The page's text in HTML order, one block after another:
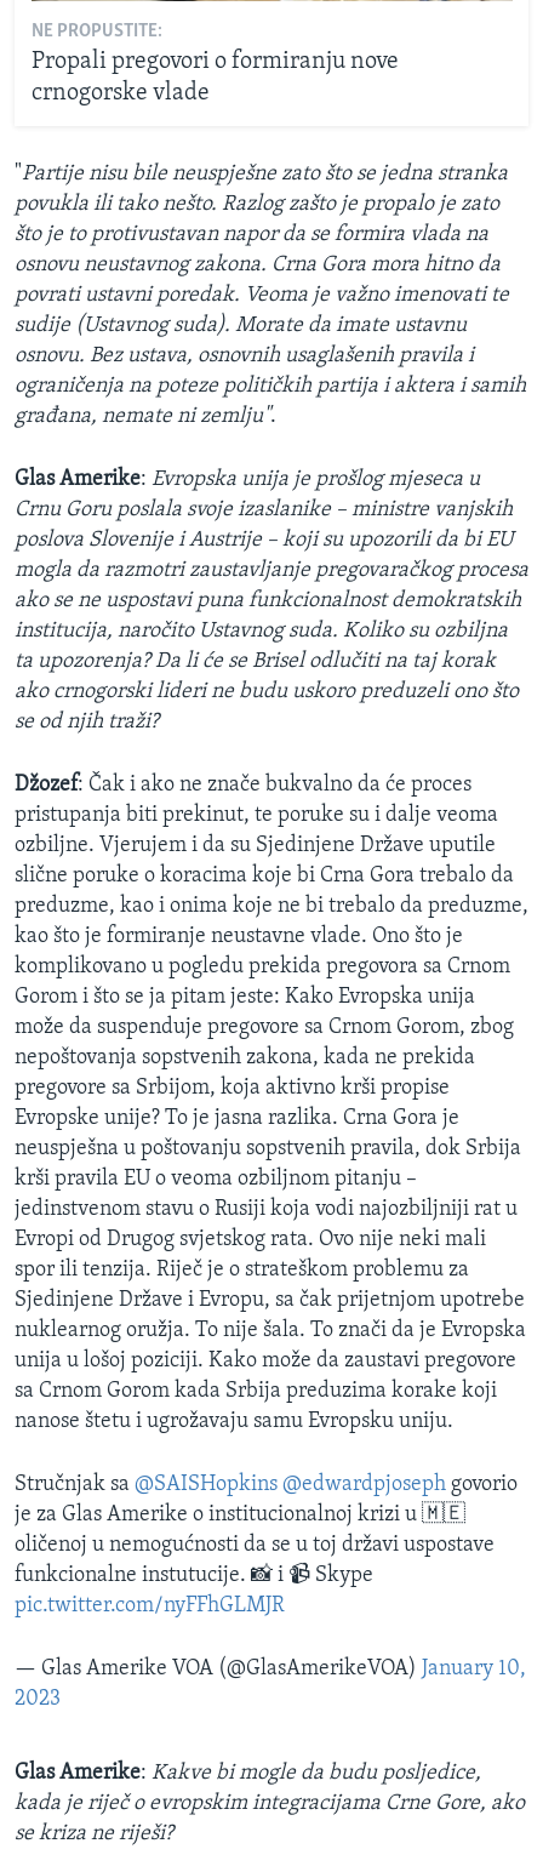
NE PROPUSTITE:
Propali pregovori o formiranju nove
crnogorske vlade
"Partije nisu bile neuspješne zato što se jedna stranka
povukla ili tako nešto. Razlog zašto je propalo je zato
što je to protivustavan napor da se formira vlada na
osnovu neustavnog zakona. Crna Gora mora hitno da
povrati ustavni poredak. Veoma je važno imenovati te
sudije (Ustavnog suda). Morate da imate ustavnu
osnovu. Bez ustava, osnovnih usaglašenih pravila i
ograničenja na poteze političkih partija i aktera i samih
građana, nemate ni zemlju".
Glas Amerike: Evropska unija je prošlog mjeseca u
Crnu Goru poslala svoje izaslanike – ministre vanjskih
poslova Slovenije i Austrije – koji su upozorili da bi EU
mogla da razmotri zaustavljanje pregovaračkog procesa
ako se ne uspostavi puna funkcionalnost demokratskih
institucija, naročito Ustavnog suda. Koliko su ozbiljna
ta upozorenja? Da li će se Brisel odlučiti na taj korak
ako crnogorski lideri ne budu uskoro preduzeli ono što
se od njih traži?
Džozef: Čak i ako ne znače bukvalno da će proces
pristupanja biti prekinut, te poruke su i dalje veoma
ozbiljne. Vjerujem i da su Sjedinjene Države uputile
slične poruke o koracima koje bi Crna Gora trebalo da
preduzme, kao i onima koje ne bi trebalo da preduzme,
kao što je formiranje neustavne vlade. Ono što je
komplikovano u pogledu prekida pregovora sa Crnom
Gorom i što se ja pitam jeste: Kako Evropska unija
može da suspenduje pregovore sa Crnom Gorom, zbog
nepoštovanja sopstvenih zakona, kada ne prekida
pregovore sa Srbijom, koja aktivno krši propise
Evropske unije? To je jasna razlika. Crna Gora je
neuspješna u poštovanju sopstvenih pravila, dok Srbija
krši pravila EU o veoma ozbiljnom pitanju –
jedinstvenom stavu o Rusiji koja vodi najozbiljniji rat u
Evropi od Drugog svjetskog rata. Ovo nije neki mali
spor ili tenzija. Riječ je o strateškom problemu za
Sjedinjene Države i Evropu, sa čak prijetnjom upotrebe
nuklearnog oružja. To nije šala. To znači da je Evropska
unija u lošoj poziciji. Kako može da zaustavi pregovore
sa Crnom Gorom kada Srbija preduzima korake koji
nanose štetu i ugrožavaju samu Evropsku uniju.
Stručnjak sa @SAISHopkins @edwardpjoseph govorio
je za Glas Amerike o institucionalnoj krizi u 🇲🇪
oličenoj u nemogućnosti da se u toj državi uspostave
funkcionalne instutucije. 📸 i 📹 Skype
pic.twitter.com/nyFFhGLMJR
— Glas Amerike VOA (@GlasAmerikeVOA) January 10,
2023
Glas Amerike: Kakve bi mogle da budu posljedice,
kada je riječ o evropskim integracijama Crne Gore, ako
se kriza ne riješi?